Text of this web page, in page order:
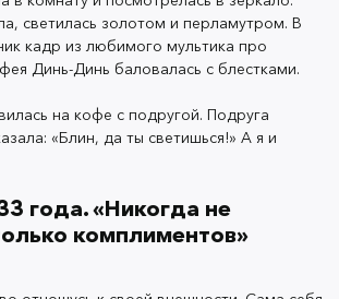
пользуюсь автозагарами. В итоге
что покрыта толстой липкой
отбеливаю вещи. Реально
рассказала подруга. Я сразу
и себе тоже. Мне очень
оттенок загара можно
от нанесения: от
светилась золотом и перламутром. В
кадр из любимого мультика про
Динь-Динь баловалась с блестками.
на кофе с подругой. Подруга
«Блин, да ты светишься!» А я и
года. «Никогда не
комплиментов»